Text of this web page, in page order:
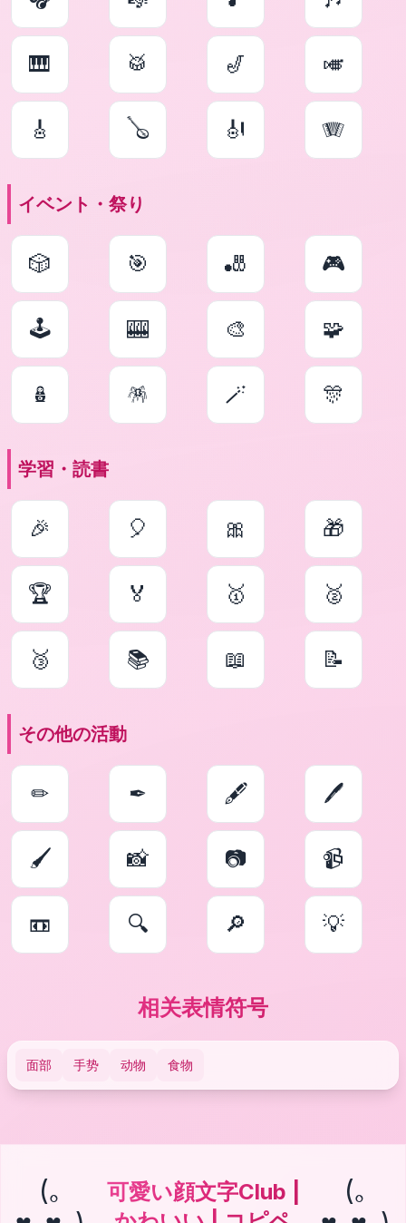
🎹 🥁 🎷 🎺
🎸 🪕 🎻 🪗
イベント・祭り
🎲 🎯 🎳 🎮
🕹 🎰 🎨 🧩
🪆 🪅 🪄 🎊
学習・読書
🎉 🎈 🎀 🎁
🏆 🏅 🥇 🥈
🥉 📚 📖 📝
その他の活動
✏ ✒ 🖋 🖊
🖌 📸 📷 📹
📼 🔍 🔎 💡
相关表情符号
面部 手势 动物 食物
(｡
可愛い顔文字Club |
(｡